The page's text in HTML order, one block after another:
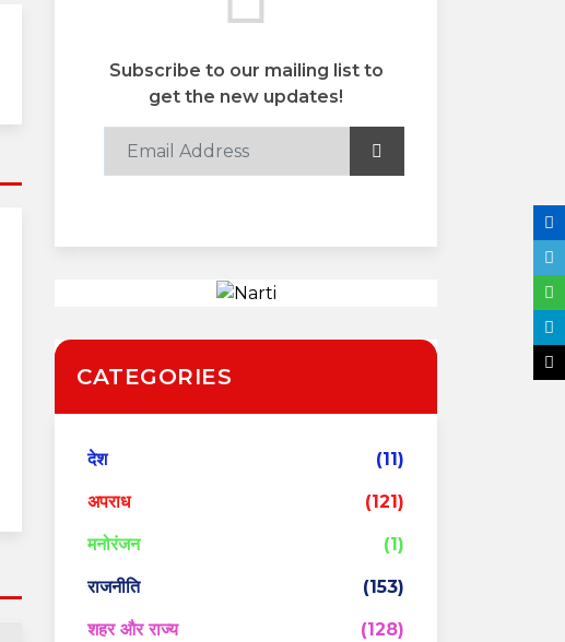
Subscribe to our mailing list to
get the new updates!
CATEGORIES
देश (11)
अपराध (121)
मनोरंजन (1)
राजनीति (153)
शहर और राज्य (128)